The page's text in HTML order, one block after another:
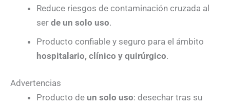
Reduce riesgos de contaminación cruzada al
ser de un solo uso.
Producto confiable y seguro para el ámbito
hospitalario, clínico y quirúrgico.
Advertencias
Producto de un solo uso: desechar tras su